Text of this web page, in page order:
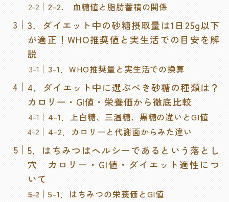
2-2. 血糖値と脂肪蓄積の関係
3．ダイエット中の砂糖摂取量は1日25g以下
が適正！WHO推奨値と実生活での目安を解
説
3-1．WHO推奨量と実生活での換算
4．ダイエット中に選ぶべき砂糖の種類は？
カロリー・GI値・栄養価から徹底比較
4-1．上白糖、三温糖、黒糖の違いとGI値
4-2．カロリーと代謝面からみた違い
5．はちみつはヘルシーであるという落とし
穴 カロリー・GI値・ダイエット適性につ
いて
5-1．はちみつの栄養価とGI値